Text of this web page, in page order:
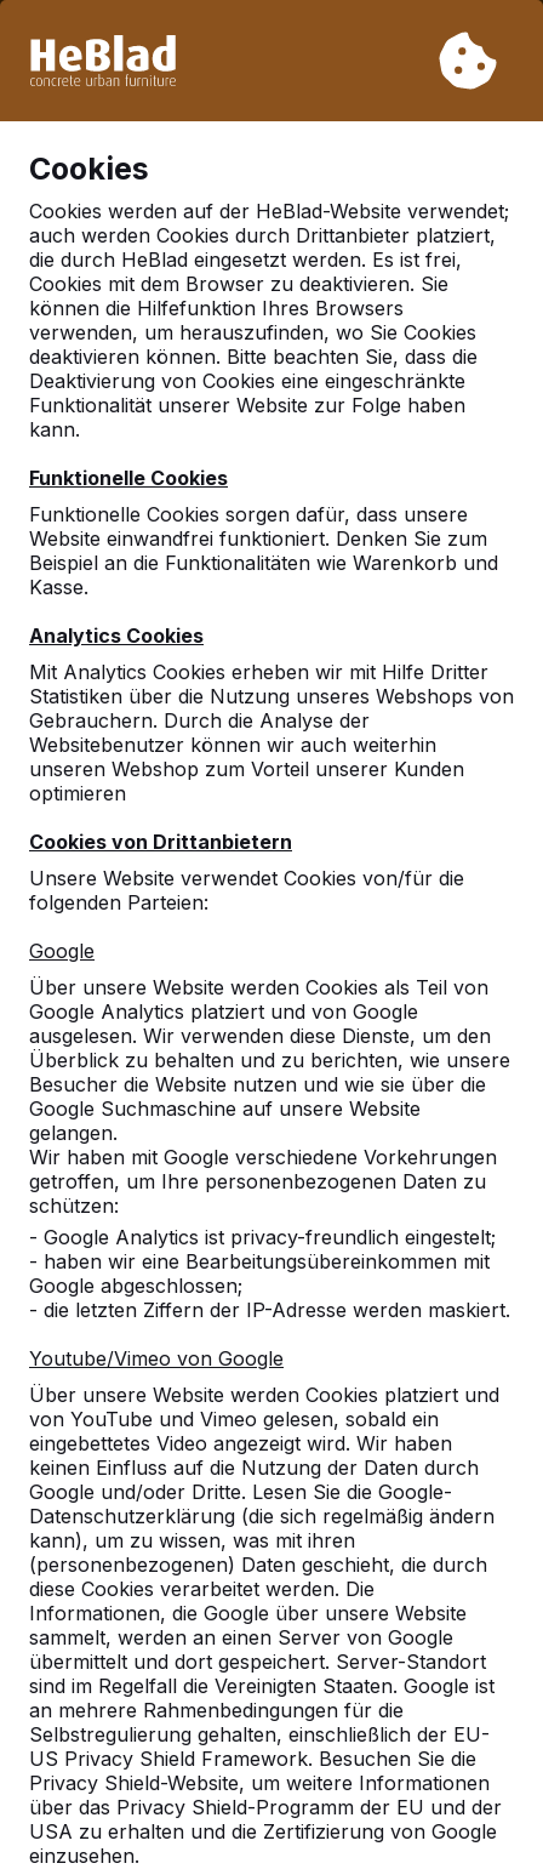
Woche 33 nicht. Bitte berücksichtigen Sie daher längere
Cookies
Cookies werden auf der HeBlad-Website verwendet;
auch werden Cookies durch Drittanbieter platziert,
die durch HeBlad eingesetzt werden. Es ist frei,
Cookies mit dem Browser zu deaktivieren. Sie
können die Hilfefunktion Ihres Browsers
verwenden, um herauszufinden, wo Sie Cookies
deaktivieren können. Bitte beachten Sie, dass die
Deaktivierung von Cookies eine eingeschränkte
Funktionalität unserer Website zur Folge haben
kann.
Funktionelle Cookies
Funktionelle Cookies sorgen dafür, dass unsere
Website einwandfrei funktioniert. Denken Sie zum
Beispiel an die Funktionalitäten wie Warenkorb und
Kasse.
Analytics Cookies
Mit Analytics Cookies erheben wir mit Hilfe Dritter
Statistiken über die Nutzung unseres Webshops von
Gebrauchern. Durch die Analyse der
Websitebenutzer können wir auch weiterhin
unseren Webshop zum Vorteil unserer Kunden
optimieren
Cookies von Drittanbietern
Unsere Website verwendet Cookies von/für die
folgenden Parteien:
Google
Über unsere Website werden Cookies als Teil von
Google Analytics platziert und von Google
ausgelesen. Wir verwenden diese Dienste, um den
Überblick zu behalten und zu berichten, wie unsere
Besucher die Website nutzen und wie sie über die
Google Suchmaschine auf unsere Website
gelangen.
Wir haben mit Google verschiedene Vorkehrungen
getroffen, um Ihre personenbezogenen Daten zu
schützen:
- Google Analytics ist privacy-freundlich eingestelt;
- haben wir eine Bearbeitungsübereinkommen mit
Google abgeschlossen;
- die letzten Ziffern der IP-Adresse werden maskiert.
Youtube/Vimeo von Google
Über unsere Website werden Cookies platziert und
von YouTube und Vimeo gelesen, sobald ein
eingebettetes Video angezeigt wird. Wir haben
keinen Einfluss auf die Nutzung der Daten durch
Google und/oder Dritte. Lesen Sie die Google-
Datenschutzerklärung (die sich regelmäßig ändern
kann), um zu wissen, was mit ihren
(personenbezogenen) Daten geschieht, die durch
diese Cookies verarbeitet werden. Die
Informationen, die Google über unsere Website
sammelt, werden an einen Server von Google
übermittelt und dort gespeichert. Server-Standort
sind im Regelfall die Vereinigten Staaten. Google ist
an mehrere Rahmenbedingungen für die
Selbstregulierung gehalten, einschließlich der EU-
US Privacy Shield Framework. Besuchen Sie die
Privacy Shield-Website, um weitere Informationen
über das Privacy Shield-Programm der EU und der
USA zu erhalten und die Zertifizierung von Google
einzusehen.
Deutschland
Referenties in:Berlin
10
10
Sportservice Berlin
26-10-2023
10
Picknickelemente in sehr schönem Design
und super Qualität.
der unseren Hausmeister tatkräftig bei der
Aufstellung und Anordnung der Einheiten
unterstützt hat.
17-03-2020
10
Die Produkte sind bequem, langlebig und
pflegeleicht.
10
Kollegium des OSZ Körperpflege möchten uns
bei Ihnen für die reibungslose Bearbeitung,
Abwicklung und Lieferung der Picknicksets
bedanken.
Unsere Schüler sind begeistert und bedauern
dass das Wetter in Berlin zur Zeit nicht zum
Verweilen einlädt. Sobald es die Witterung
zulässt werden wir Ihnen Bilder senden.
Außerdem möchten wir Ihnen noch
berichten, dass die Hausmeister und die
Schulleitung begeistert von dem Fahrer
waren, der mit viel Ruhe, Übersicht und
Souveränität unseren Schulhof befahren hat,
die Picknickset abgeladen und an Ort und
Stelle gebracht hat.
Wir hatten schon andere Erfahrungen
machen müssen. Kurz und Gut , wir sind
begeistert und werden sicher
Referenzen
Unsere Produkte finden Sie in ganz Europa
und darüber hinaus. Sehen Sie hier, wo Sie
ein HeBlad-Produkt in Ihrer Nähe finden.
Produkt
Alles anzeigen